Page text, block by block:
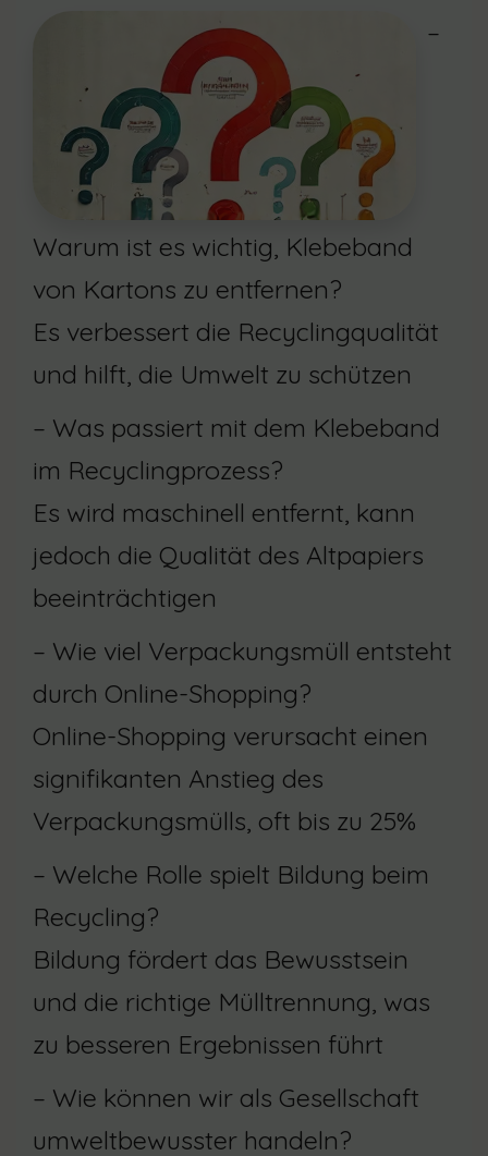
–
Warum ist es wichtig, Klebeband
von Kartons zu entfernen?
Es verbessert die Recyclingqualität
und hilft, die Umwelt zu schützen
– Was passiert mit dem Klebeband
im Recyclingprozess?
Es wird maschinell entfernt, kann
jedoch die Qualität des Altpapiers
beeinträchtigen
– Wie viel Verpackungsmüll entsteht
durch Online-Shopping?
Online-Shopping verursacht einen
signifikanten Anstieg des
Verpackungsmülls, oft bis zu 25%
– Welche Rolle spielt Bildung beim
Recycling?
Bildung fördert das Bewusstsein
und die richtige Mülltrennung, was
zu besseren Ergebnissen führt
– Wie können wir als Gesellschaft
umweltbewusster handeln?